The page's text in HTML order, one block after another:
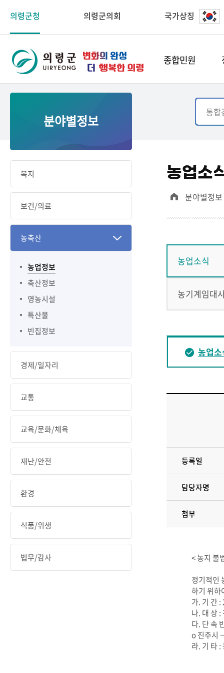
의령군청 의령군의회 국가상징
종합민원
분야별정보
복지
보건/의료
농축산
농업정보
축산정보
영농시설
특산물
빈집정보
경제/일자리
교통
교육/문화/체육
재난/안전
환경
식품/위생
법무/감사
농업소
분야별정보
농업소식
농기계임대
농업소
등록일
담당자명
첨부
< 농지 불
정기적인
하기 위하
가. 기 간
나. 대 상 :
다. 단 속
o 진주시
라. 기 타